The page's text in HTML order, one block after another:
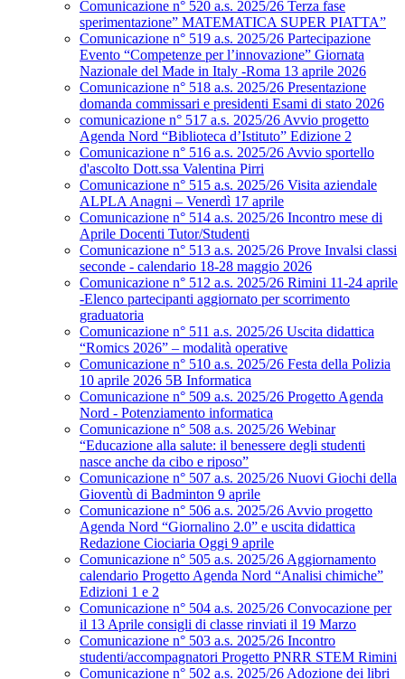
Comunicazione n° 520 a.s. 2025/26 Terza fase
sperimentazione” MATEMATICA SUPER PIATTA”
Comunicazione n° 519 a.s. 2025/26 Partecipazione
Evento “Competenze per l’innovazione” Giornata
Nazionale del Made in Italy -Roma 13 aprile 2026
Comunicazione n° 518 a.s. 2025/26 Presentazione
domanda commissari e presidenti Esami di stato 2026
comunicazione n° 517 a.s. 2025/26 Avvio progetto
Agenda Nord “Biblioteca d’Istituto” Edizione 2
Comunicazione n° 516 a.s. 2025/26 Avvio sportello
d'ascolto Dott.ssa Valentina Pirri
Comunicazione n° 515 a.s. 2025/26 Visita aziendale
ALPLA Anagni – Venerdì 17 aprile
Comunicazione n° 514 a.s. 2025/26 Incontro mese di
Aprile Docenti Tutor/Studenti
Comunicazione n° 513 a.s. 2025/26 Prove Invalsi classi
seconde - calendario 18-28 maggio 2026
Comunicazione n° 512 a.s. 2025/26 Rimini 11-24 aprile
-Elenco partecipanti aggiornato per scorrimento
graduatoria
Comunicazione n° 511 a.s. 2025/26 Uscita didattica
“Romics 2026” – modalità operative
Comunicazione n° 510 a.s. 2025/26 Festa della Polizia
10 aprile 2026 5B Informatica
Comunicazione n° 509 a.s. 2025/26 Progetto Agenda
Nord - Potenziamento informatica
Comunicazione n° 508 a.s. 2025/26 Webinar
“Educazione alla salute: il benessere degli studenti
nasce anche da cibo e riposo”
Comunicazione n° 507 a.s. 2025/26 Nuovi Giochi della
Gioventù di Badminton 9 aprile
Comunicazione n° 506 a.s. 2025/26 Avvio progetto
Agenda Nord “Giornalino 2.0” e uscita didattica
Redazione Ciociaria Oggi 9 aprile
Comunicazione n° 505 a.s. 2025/26 Aggiornamento
calendario Progetto Agenda Nord “Analisi chimiche”
Edizioni 1 e 2
Comunicazione n° 504 a.s. 2025/26 Convocazione per
il 13 Aprile consigli di classe rinviati il 19 Marzo
Comunicazione n° 503 a.s. 2025/26 Incontro
studenti/accompagnatori Progetto PNRR STEM Rimini
Comunicazione n° 502 a.s. 2025/26 Adozione dei libri